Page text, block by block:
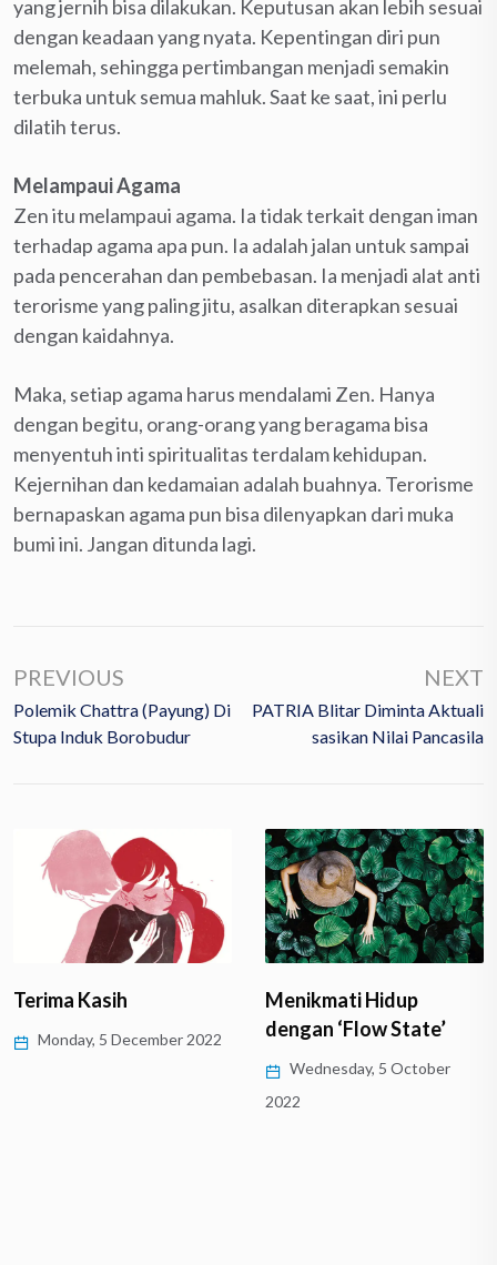
yang jernih bisa dilakukan. Keputusan akan lebih sesuai
dengan keadaan yang nyata. Kepentingan diri pun
melemah, sehingga pertimbangan menjadi semakin
terbuka untuk semua mahluk. Saat ke saat, ini perlu
dilatih terus.
Melampaui Agama
Zen itu melampaui agama. Ia tidak terkait dengan iman
terhadap agama apa pun. Ia adalah jalan untuk sampai
pada pencerahan dan pembebasan. Ia menjadi alat anti
terorisme yang paling jitu, asalkan diterapkan sesuai
dengan kaidahnya.
Maka, setiap agama harus mendalami Zen. Hanya
dengan begitu, orang-orang yang beragama bisa
menyentuh inti spiritualitas terdalam kehidupan.
Kejernihan dan kedamaian adalah buahnya. Terorisme
bernapaskan agama pun bisa dilenyapkan dari muka
bumi ini. Jangan ditunda lagi.
PREVIOUS
Polemik Chattra (Payung) Di
Stupa Induk Borobudur
NEXT
PATRIA Blitar Diminta Aktuali
Sasikan Nilai Pancasila
Terima Kasih
Monday, 5 December 2022
Menikmati Hidup
dengan ‘Flow State’
Wednesday, 5 October
2022